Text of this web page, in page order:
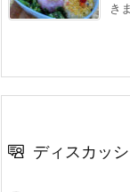
き
ディスカッ